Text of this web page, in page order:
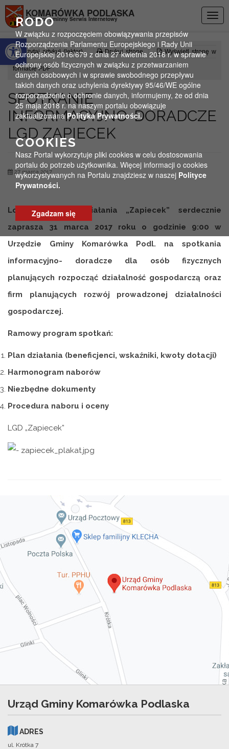
Otwórz pasek narzędzi
KOMARÓWKA PODLASKA
Oficjalny gminny Serwis Internetowy
Czytaj artykuł (lektor) Drukuj stronę Wyświetl stronę w
formacie PDF
SPOTKANIE
INFORMACYJNO-DORADCZE
LGD ZAPIECEK
27 marca 2017
Lokalna Grupa Działania „Zapiecek” serdecznie
zaprasza 31 marca 2017 roku o godzinie 9:00 w
Urzędzie Gminy Komarówka Podl. na spotkania
informacyjno- doradcze dla osób fizycznych
planujących rozpocząć działalność gospodarczą oraz
firm planujących rozwój prowadzonej działalności
gospodarczej.
Ramowy program spotkań:
Plan działania (beneficjenci, wskaźniki, kwoty dotacji)
Harmonogram naborów
Niezbędne dokumenty
Procedura naboru i oceny
LGD „Zapiecek”
Urząd Gminy Komarówka Podlaska
ADRES
ul. Krótka 7
RODO
W związku z rozpoczęciem obowiązywania przepisów
Rozporządzenia Parlamentu Europejskiego i Rady Unii
Europejskiej 2016/679 z dnia 27 kwietnia 2016 r. w sprawie
ochrony osób fizycznych w związku z przetwarzaniem
danych osobowych i w sprawie swobodnego przepływu
takich danych oraz uchylenia dyrektywy 95/46/WE ogólne
rozporządzenie o ochronie danych, informujemy, że od dnia
25 maja 2018 r. na naszym portalu obowiązuje
zaktualizowanaPolityka Prywatności.
COOKIES
Nasz Portal wykorzytuje pliki cookies w celu dostosowania
portalu do potrzeb użytkownika. Więcej informacji o cookies
wykorzystywanych na Portalu znajdziesz w naszej Polityce
Prywatności.
Zgadzam się